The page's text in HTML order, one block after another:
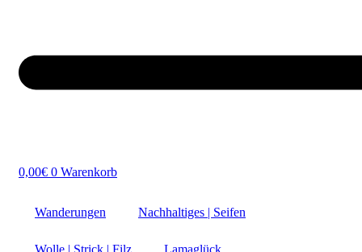
0,00€ 0 Warenkorb
Wanderungen Nachhaltiges | Seifen
Wolle | Strick | Filz Lamaglück